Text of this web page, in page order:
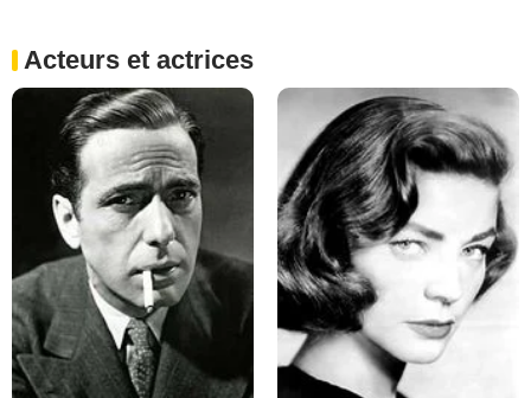
Acteurs et actrices